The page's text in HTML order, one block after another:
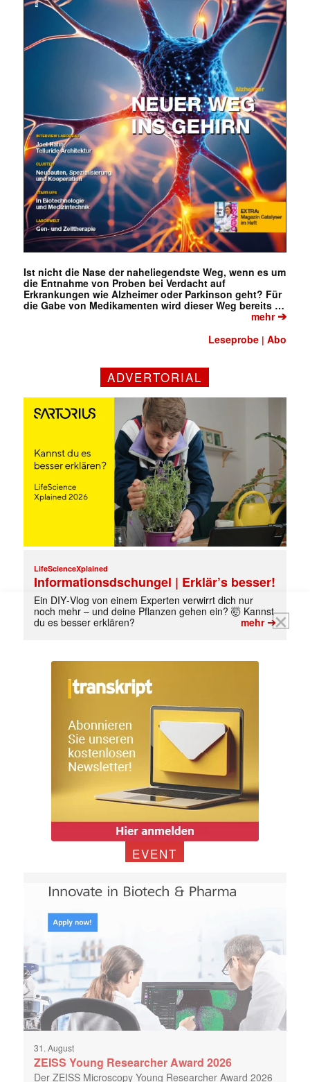
Mit dem |transkript-Newsletter
jede Woche aktuell informiert.
E-
Ist nicht die Nase der naheliegendste Weg, wenn es um
die Entnahme von Proben bei Verdacht auf
Erkrankungen wie Alzheimer oder Parkinson geht? Für
die Gabe von Medikamenten wird dieser Weg bereits …
mehr➔
Leseprobe |Abo
ADVERTORIAL
LifeScienceXplained
Informationsdschungel | Erklär’s besser!
Ein DIY‑Vlog von einem Experten verwirrt dich nur
noch mehr – und deine Pflanzen gehen ein? 🤯 Kannst
du es besser erklären?
mehr➔
EVENT
31. August
ZEISS Young Researcher Award 2026
Der ZEISS Microscopy Young Researcher Award 2026